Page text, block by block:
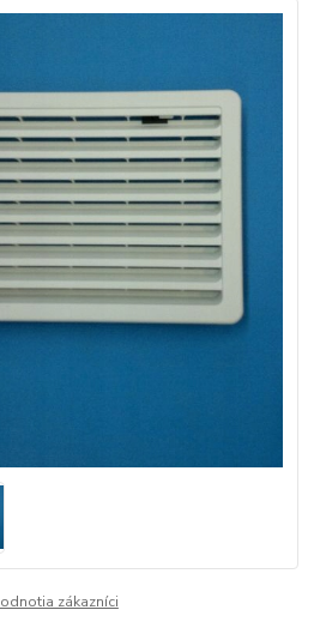
zákazníci